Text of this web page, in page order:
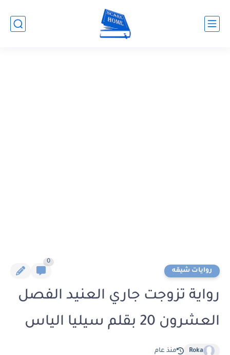
روايات شيقه
0
رواية تزوجت جاري العنيد الفصل
العشرون 20 بقلم سيليا الياس
Roka منذ عام